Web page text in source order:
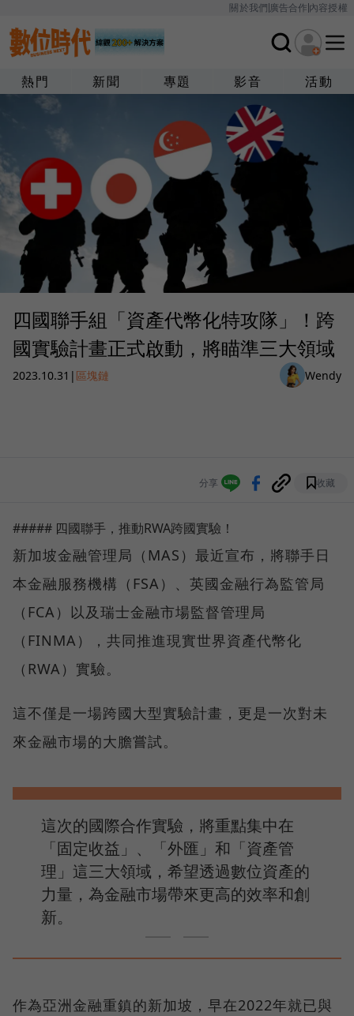
關於我們廣告合作內容授權
熱門 新聞 專題 影音 活動
四國聯手組「資產代幣化特攻隊」！跨
國實驗計畫正式啟動，將瞄準三大領域
2023.10.31 | 區塊鏈 Wendy
分享 收藏
##### 四國聯手，推動RWA跨國實驗！
新加坡金融管理局（MAS）最近宣布，將聯手日
本金融服務機構（FSA）、英國金融行為監管局
（FCA）以及瑞士金融市場監督管理局
（FINMA），共同推進現實世界資產代幣化
（RWA）實驗。
這不僅是一場跨國大型實驗計畫，更是一次對未
來金融市場的大膽嘗試。
這次的國際合作實驗，將重點集中在
「固定收益」、「外匯」和「資產管
理」這三大領域，希望透過數位資產的
力量，為金融市場帶來更高的效率和創
新。
作為亞洲金融重鎮的新加坡，早在2022年就已與